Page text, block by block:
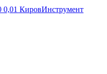
КировИнструмент